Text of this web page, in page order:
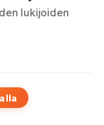
lukijoiden